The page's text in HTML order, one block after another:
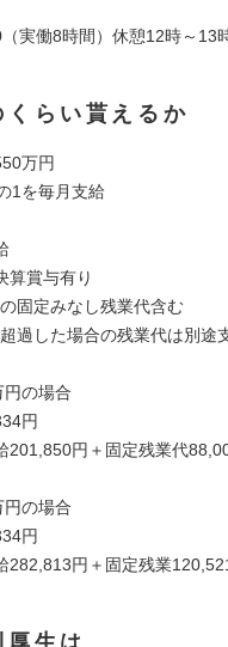
実働8時間）休憩12時～13
くらい貰えるか
万円
1を毎月支給
算賞与有り
固定みなし残業代含む
過した場合の残業代は別途
の場合
円
201,850円＋固定残業代
の場合
円
282,813円＋固定残業
生は